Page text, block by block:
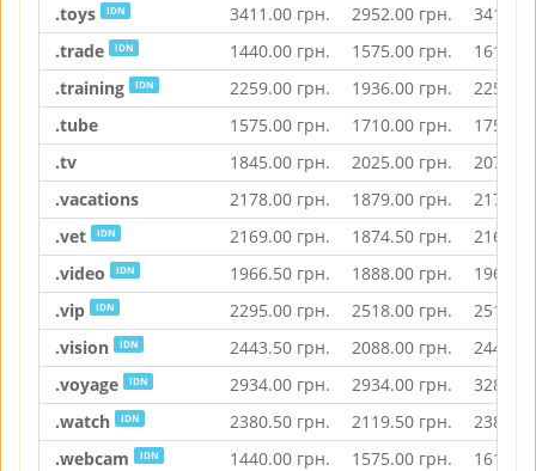
.toys
IDN 3411.00 грн. 2952.00 грн.
3411.00
.trade
IDN 1440.00 грн. 1575.00 грн.
1615.50
.training
IDN 2259.00 грн. 1936.00 грн.
2259.00
.tube
1575.00 грн. 1710.00 грн.
1753.00
.tv
1845.00 грн. 2025.00 грн.
2077.00
.vacations
2178.00 грн. 1879.00 грн.
2178.00
.vet
IDN 2169.00 грн. 1874.50 грн.
2169.00
.video
IDN 1966.50 грн. 1888.00 грн.
1966.50
.vip
IDN 2295.00 грн. 2518.00 грн.
2518.00
.vision
IDN 2443.50 грн. 2088.00 грн.
2443.50
.voyage
IDN 2934.00 грн. 2934.00 грн.
3285.00
.watch
IDN 2380.50 грн. 2119.50 грн.
2380.50
.webcam
IDN 1440.00 грн. 1575.00 грн.
1615.50